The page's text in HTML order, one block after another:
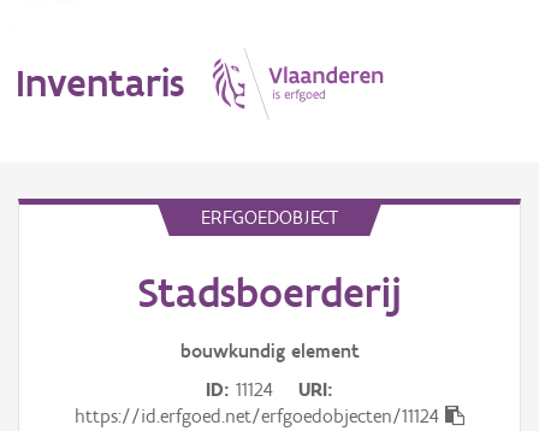
Inventaris
ERFGOEDOBJECT
Stadsboerderij
bouwkundig element
ID 11124
URI
https://id.erfgoed.net/erfgoedobjecten/11124